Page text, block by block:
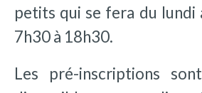
petits qui se fera du lundi
7h30 à 18h30.
Les pré-inscriptions